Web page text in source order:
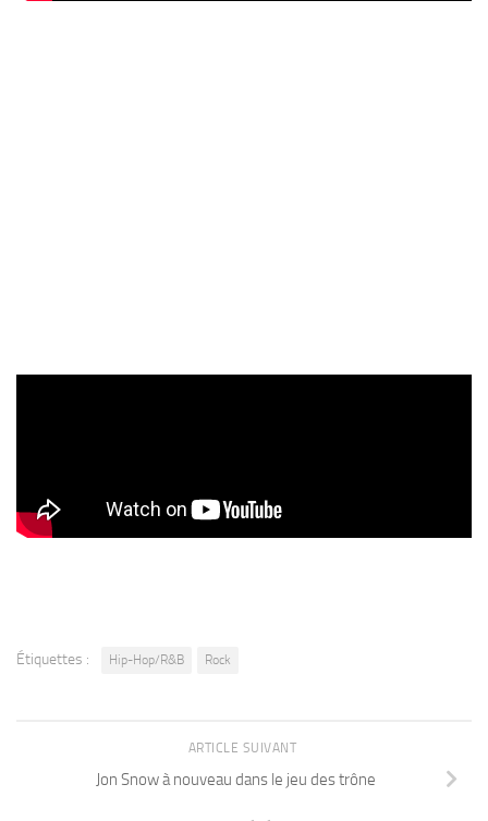
Étiquettes : Hip-Hop/R&B Rock
ARTICLE SUIVANT
Jon Snow à nouveau dans le jeu des trône